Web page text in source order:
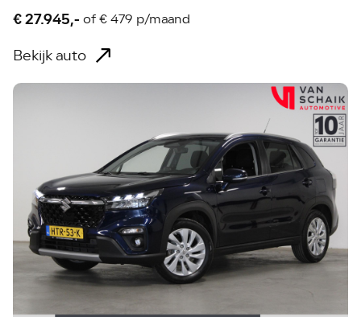
€ 27.945,- of€ 479 p/maand
Bekijk auto